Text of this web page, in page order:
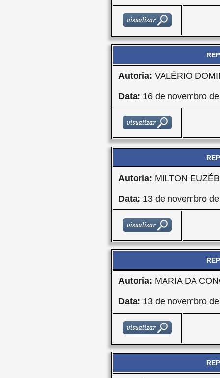
Autoria: VALÉRIO
Data: 16 de novembro
Autoria: MILTON
Data: 13 de novembro
Autoria: MARIA DA
Data: 13 de novembro